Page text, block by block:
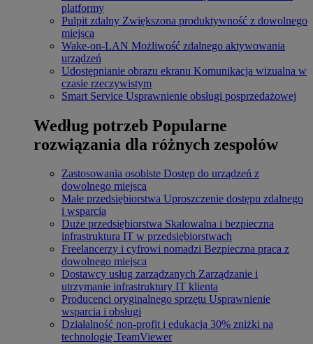
platformy
Pulpit zdalny Zwiększona produktywność z dowolnego
miejsca
Wake-on-LAN Możliwość zdalnego aktywowania
urządzeń
Udostępnianie obrazu ekranu Komunikacja wizualna w
czasie rzeczywistym
Smart Service Usprawnienie obsługi posprzedażowej
Według potrzeb Popularne
rozwiązania dla różnych zespołów
Zastosowania osobiste Dostęp do urządzeń z
dowolnego miejsca
Małe przedsiębiorstwa Uproszczenie dostępu zdalnego
i wsparcia
Duże przedsiębiorstwa Skalowalna i bezpieczna
infrastruktura IT w przedsiębiorstwach
Freelancerzy i cyfrowi nomadzi Bezpieczna praca z
dowolnego miejsca
Dostawcy usług zarządzanych Zarządzanie i
utrzymanie infrastruktury IT klienta
Producenci oryginalnego sprzętu Usprawnienie
wsparcia i obsługi
Działalność non-profit i edukacja 30% zniżki na
technologię TeamViewer